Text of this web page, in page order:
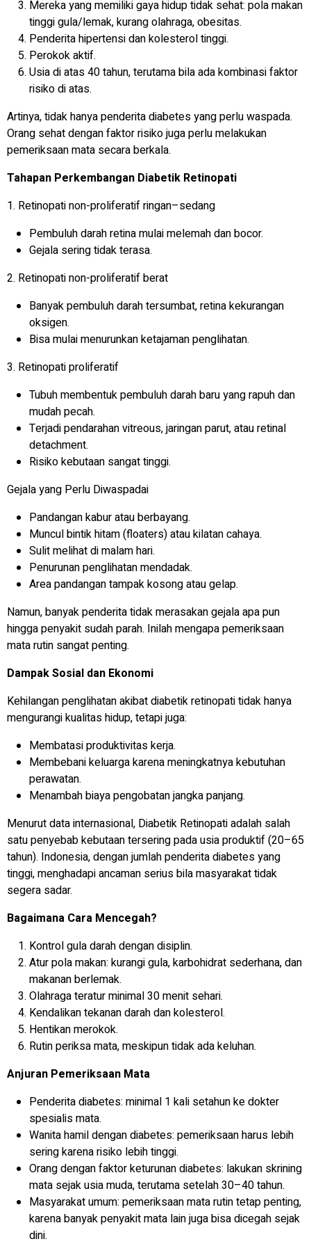
Mereka yang memiliki gaya hidup tidak sehat: pola makan
tinggi gula/lemak, kurang olahraga, obesitas.
Penderita hipertensi dan kolesterol tinggi.
Perokok aktif.
Usia di atas 40 tahun, terutama bila ada kombinasi faktor
risiko di atas.
Artinya, tidak hanya penderita diabetes yang perlu waspada.
Orang sehat dengan faktor risiko juga perlu melakukan
pemeriksaan mata secara berkala.
Tahapan Perkembangan Diabetik Retinopati
1. Retinopati non-proliferatif ringan–sedang
Pembuluh darah retina mulai melemah dan bocor.
Gejala sering tidak terasa.
2. Retinopati non-proliferatif berat
Banyak pembuluh darah tersumbat, retina kekurangan
oksigen.
Bisa mulai menurunkan ketajaman penglihatan.
3. Retinopati proliferatif
Tubuh membentuk pembuluh darah baru yang rapuh dan
mudah pecah.
Terjadi pendarahan vitreous, jaringan parut, atau retinal
detachment.
Risiko kebutaan sangat tinggi.
Gejala yang Perlu Diwaspadai
Pandangan kabur atau berbayang.
Muncul bintik hitam (floaters) atau kilatan cahaya.
Sulit melihat di malam hari.
Penurunan penglihatan mendadak.
Area pandangan tampak kosong atau gelap.
Namun, banyak penderita tidak merasakan gejala apa pun
hingga penyakit sudah parah. Inilah mengapa pemeriksaan
mata rutin sangat penting.
Dampak Sosial dan Ekonomi
Kehilangan penglihatan akibat diabetik retinopati tidak hanya
mengurangi kualitas hidup, tetapi juga:
Membatasi produktivitas kerja.
Membebani keluarga karena meningkatnya kebutuhan
perawatan.
Menambah biaya pengobatan jangka panjang.
Menurut data internasional, Diabetik Retinopati adalah salah
satu penyebab kebutaan tersering pada usia produktif (20–65
tahun). Indonesia, dengan jumlah penderita diabetes yang
tinggi, menghadapi ancaman serius bila masyarakat tidak
segera sadar.
Bagaimana Cara Mencegah?
Kontrol gula darah dengan disiplin.
Atur pola makan: kurangi gula, karbohidrat sederhana, dan
makanan berlemak.
Olahraga teratur minimal 30 menit sehari.
Kendalikan tekanan darah dan kolesterol.
Hentikan merokok.
Rutin periksa mata, meskipun tidak ada keluhan.
Anjuran Pemeriksaan Mata
Penderita diabetes: minimal 1 kali setahun ke dokter
spesialis mata.
Wanita hamil dengan diabetes: pemeriksaan harus lebih
sering karena risiko lebih tinggi.
Orang dengan faktor keturunan diabetes: lakukan skrining
mata sejak usia muda, terutama setelah 30–40 tahun.
Masyarakat umum: pemeriksaan mata rutin tetap penting,
karena banyak penyakit mata lain juga bisa dicegah sejak
dini.